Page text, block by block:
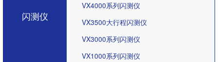
闪测仪
VX4000系列闪测仪
VX3500大行程闪测仪
VX3000系列闪测仪
VX1000系列闪测仪